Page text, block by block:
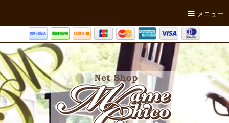
メニュー